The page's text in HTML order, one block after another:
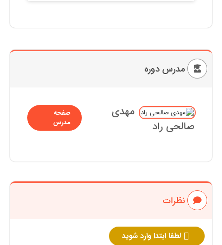
مدرس دوره
مهدی
صالحی راد
صفحه
مدرس
نظرات
لطفا ابتدا وارد شوید